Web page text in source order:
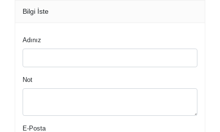
Bilgi İste
Adınız
Not
E-Posta